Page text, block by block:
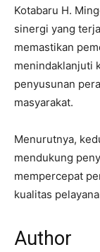
Kotabaru H.
sinergi yang
memastikan
menindaklanjuti
penyusunan
masyarakat.
Menurutnya,
mendukung
mempercepat
kualitas
Author